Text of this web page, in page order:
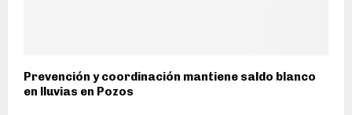
Prevención y coordinación mantiene saldo blanco
en lluvias en Pozos